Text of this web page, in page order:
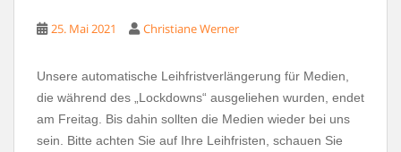
25. Mai 2021 Christiane Werner
Unsere automatische Leihfristverlängerung für Medien,
die während des „Lockdowns“ ausgeliehen wurden, endet
am Freitag. Bis dahin sollten die Medien wieder bei uns
sein. Bitte achten Sie auf Ihre Leihfristen, schauen Sie